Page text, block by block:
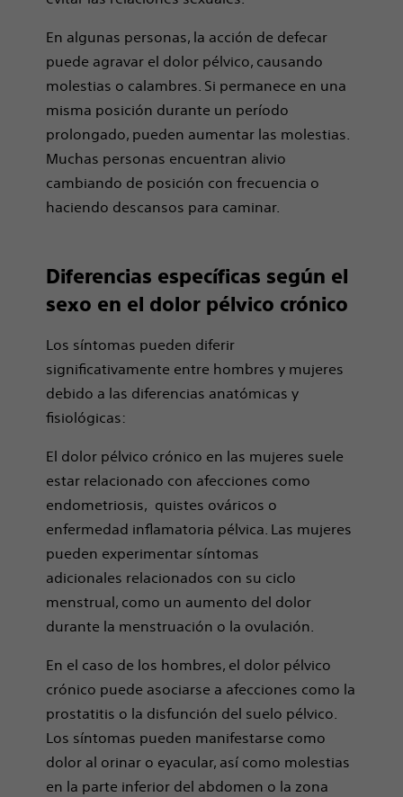
En algunas personas, la acción de defecar
puede agravar el dolor pélvico, causando
molestias o calambres. Si permanece en una
misma posición durante un período
prolongado, pueden aumentar las molestias.
Muchas personas encuentran alivio
cambiando de posición con frecuencia o
haciendo descansos para caminar.
Diferencias específicas según el
sexo en el dolor pélvico crónico
Los síntomas pueden diferir
significativamente entre hombres y mujeres
debido a las diferencias anatómicas y
fisiológicas:
El dolor pélvico crónico en las mujeres suele
estar relacionado con afecciones como
endometriosis, quistes ováricos o
enfermedad inflamatoria pélvica. Las mujeres
pueden experimentar síntomas
adicionales relacionados con su ciclo
menstrual, como un aumento del dolor
durante la menstruación o la ovulación.
En el caso de los hombres, el dolor pélvico
crónico puede asociarse a afecciones como la
prostatitis o la disfunción del suelo pélvico.
Los síntomas pueden manifestarse como
dolor al orinar o eyacular, así como molestias
en la parte inferior del abdomen o la zona